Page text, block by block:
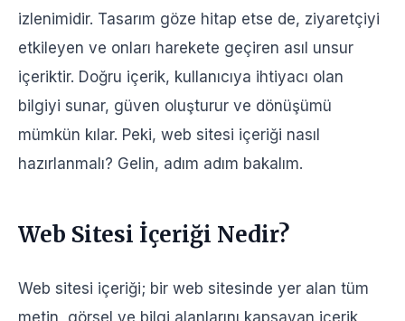
1. Hedef Kitlenizi Belirleyin
2. Rakip Analizi ile İçerik Planlama
3. Anahtar Kelime Araştırması Yapın
4. Marka Tonunu ve Dilini Belirleyin
5. Web Sitesi İçeriğinde Hikâyeleştirme
6. Kullanıcı Odaklı ve Akıcı Bir Dil Kullanın
8. Başlık Yapısını Doğru Kurun
10. İçeriği Düzenli Olarak Güncelleyin
11. Dil ve İmla Kontrollerini İhmal Etmeyin
izlenimidir. Tasarım göze hitap etse de, ziyaretçiyi
etkileyen ve onları harekete geçiren asıl unsur
içeriktir. Doğru içerik, kullanıcıya ihtiyacı olan
bilgiyi sunar, güven oluşturur ve dönüşümü
mümkün kılar. Peki, web sitesi içeriği nasıl
hazırlanmalı? Gelin, adım adım bakalım.
Web Sitesi İçeriği Nedir?
Web sitesi içeriği; bir web sitesinde yer alan tüm
metin, görsel ve bilgi alanlarını kapsayan içerik